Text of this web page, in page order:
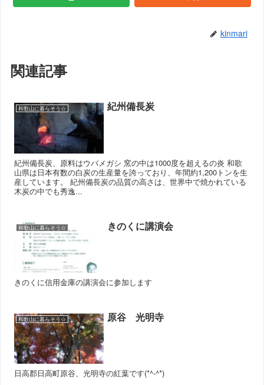
kinmari
関連記事
和歌山に暮らそう☆ 紀州備長炭
紀州備長炭、原料はウバメガシ 窯の中は1000度を超えるの炎 和歌
山県は日本有数の白炭の生産量を誇っており、年間約1,200トンを生
産しています。 紀州備長炭の品質の高さは、世界中で焼かれている
木炭の中でも秀逸...
和歌山に暮らそう☆ きのくに講演会
きのくに信用金庫の講演会に参加します
和歌山に暮らそう☆ 原谷 光明寺
日高郡日高町原谷、光明寺の紅葉です(*^-^*)